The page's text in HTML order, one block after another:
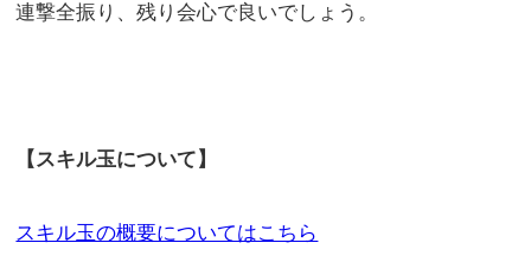
連撃全振り、残り会心で良いでしょう。
【スキル玉について】
スキル玉の概要についてはこちら